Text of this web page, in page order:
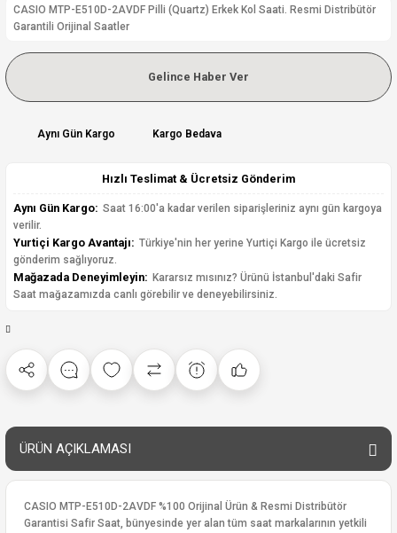
CASIO MTP-E510D-2AVDF Pilli (Quartz) Erkek Kol Saati. Resmi Distribütör
Garantili Orijinal Saatler
Gelince Haber Ver
Aynı Gün Kargo Kargo Bedava
Hızlı Teslimat & Ücretsiz Gönderim
Aynı Gün Kargo: Saat 16:00'a kadar verilen siparişleriniz aynı gün kargoya
verilir.
Yurtiçi Kargo Avantajı: Türkiye'nin her yerine Yurtiçi Kargo ile ücretsiz
gönderim sağlıyoruz.
Mağazada Deneyimleyin: Kararsız mısınız? Ürünü İstanbul'daki Safir
Saat mağazamızda canlı görebilir ve deneyebilirsiniz.
ÜRÜN AÇIKLAMASI
CASIO MTP-E510D-2AVDF %100 Orijinal Ürün & Resmi Distribütör
Garantisi Safir Saat, bünyesinde yer alan tüm saat markalarının yetkili